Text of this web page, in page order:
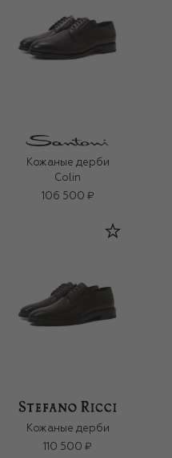
Кожаные дерби
Colin
106 500 ₽
Кожаные дерби
110 500 ₽